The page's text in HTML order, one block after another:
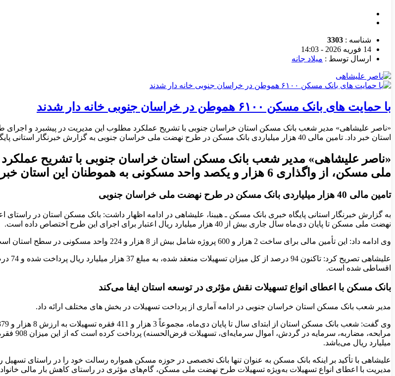
شناسه : 3303
14 فوریه 2026 - 14:03
ارسال توسط : میلاد جانه
با حمایت های بانک مسکن ۶۱۰۰ هموطن در خراسان جنوبی خانه دار شدند
استان خبر داد. تامین مالی 40 هزار میلیاردی بانک مسکن در طرح نهضت ملی خراسان جنوبی به گزارش خبرنگار استانی پایگاه […]
«ناصر علیشاهی» مدیر شعب بانک مسکن استان خراسان جنوبی با تشریح
ملی مسکن، از واگذاری 6 هزار و یکصد واحد مسکونی به هموطنان این استان خبر داد.
تامین مالی 40 هزار میلیاردی بانک مسکن در طرح نهضت ملی خراسان جنوبی
به گزارش خبرنگار استانی پایگاه خبری بانک مسکن ـ هیبنا، علیشاهی در ادامه اظهار داشت: بانک مسکن استان در
نهضت ملی مسکن تا پایان دی‌ماه سال جاری بیش از 40 هزار میلیارد ریال اعتبار برای اجرای این طرح اختصاص داده است.
وی ادامه داد: این تأمین مالی برای ساخت 2 هزار و 600 پروژه شامل بیش از 8 هزار و 224 واحد مسکونی در سطح استان است.
اقساطی شده است.
بانک مسکن با اعطای انواع تسهیلات نقش مؤثری در توسعه استان ایفا می‌کند
مدیر شعب بانک مسکن استان خراسان جنوبی در ادامه آماری از پرداخت تسهیلات در بخش های مختلف ارائه داد.
میلیارد ریال می‌باشد.
علیشاهی با تأکید بر اینکه بانک مسکن به عنوان تنها بانک تخصصی در حوزه مسکن همواره رسالت خود را در راستای
مدیریت با اعطای انواع تسهیلات به‌ویژه تسهیلات طرح نهضت ملی مسکن، گام‌های مؤثری در راستای کاهش بار مالی